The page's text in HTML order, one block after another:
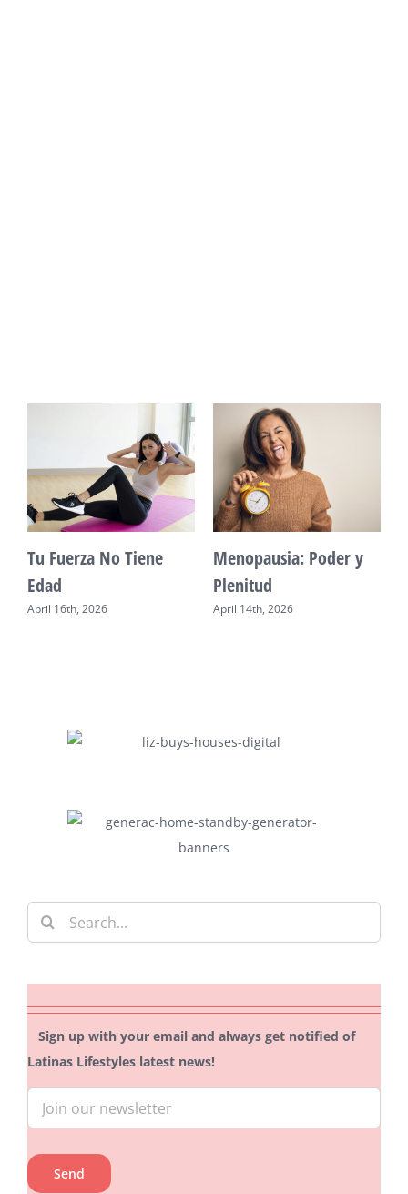
Vitalidad: Agua y
descanso
April 12th, 2026
Mente Plena Poder
Real
April 28th, 2026
Search
for:
Sign up with your email and always get notified of
Latinas Lifestyles latest news!